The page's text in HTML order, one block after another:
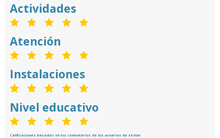
Actividades
Atención
Instalaciones
Nivel educativo
Calificaciones basadas en los comentarios de los usuarios de skolar